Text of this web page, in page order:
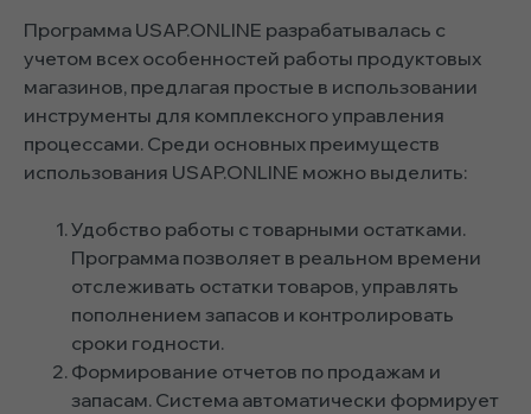
Программа USAP.ONLINE разрабатывалась с
учетом всех особенностей работы продуктовых
магазинов, предлагая простые в использовании
инструменты для комплексного управления
процессами. Среди основных преимуществ
использования USAP.ONLINE можно выделить:
Удобство работы с товарными остатками.
Программа позволяет в реальном времени
отслеживать остатки товаров, управлять
пополнением запасов и контролировать
сроки годности.
Формирование отчетов по продажам и
запасам. Система автоматически формирует